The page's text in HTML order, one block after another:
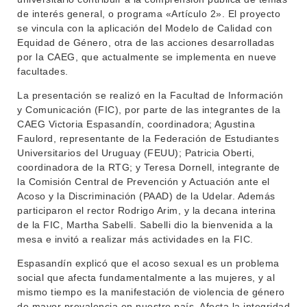
de interés general, o programa «Artículo 2». El proyecto
se vincula con la aplicación del Modelo de Calidad con
Equidad de Género, otra de las acciones desarrolladas
por la CAEG, que actualmente se implementa en nueve
facultades.
La presentación se realizó en la Facultad de Información
y Comunicación (FIC), por parte de las integrantes de la
CAEG Victoria Espasandín, coordinadora; Agustina
Faulord, representante de la Federación de Estudiantes
Universitarios del Uruguay (FEUU); Patricia Oberti,
coordinadora de la RTG; y Teresa Dornell, integrante de
la Comisión Central de Prevención y Actuación ante el
Acoso y la Discriminación (PAAD) de la Udelar. Además
participaron el rector Rodrigo Arim, y la decana interina
de la FIC, Martha Sabelli. Sabelli dio la bienvenida a la
mesa e invitó a realizar más actividades en la FIC.
Espasandín explicó que el acoso sexual es un problema
social que afecta fundamentalmente a las mujeres, y al
mismo tiempo es la manifestación de violencia de género